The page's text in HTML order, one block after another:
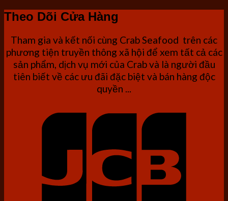
Theo Dõi Cửa Hàng
Tham gia và kết nối cùng Crab Seafood trên các
phương tiện truyền thông xã hội để xem tất cả các
sản phẩm, dịch vụ mới của Crab và là người đầu
tiên biết về các ưu đãi đặc biệt và bán hàng độc
quyền ...